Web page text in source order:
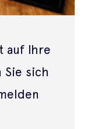
auf Ihre
Sie sich